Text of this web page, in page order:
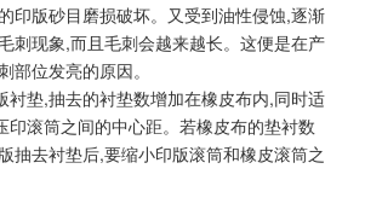
印版砂目磨损破坏。又受到油性侵蚀,逐渐
刺现象,而且毛刺会越来越长。这便是在产
部位发亮的原因。
衬垫,抽去的衬垫数增加在橡皮布内,同时适
印滚筒之间的中心距。若橡皮布的垫衬数
抽去衬垫后,要缩小印版滚筒和橡皮滚筒之